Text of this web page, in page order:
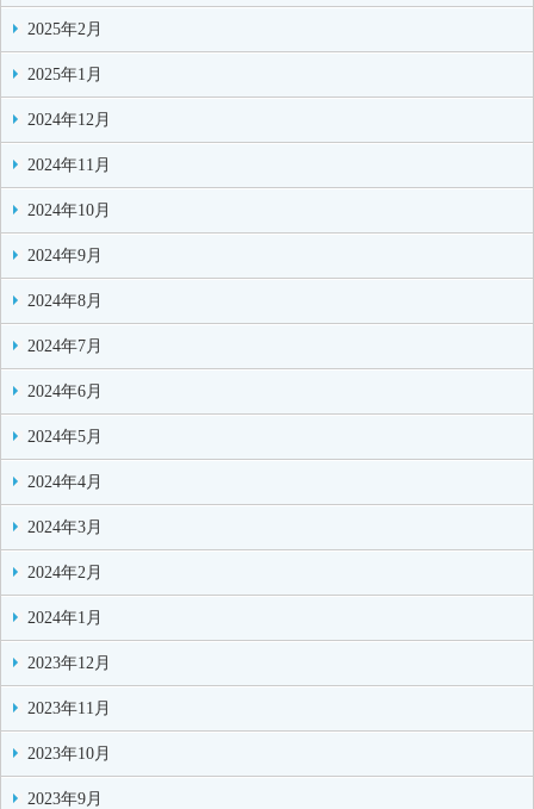
2025年2月
2025年1月
2024年12月
2024年11月
2024年10月
2024年9月
2024年8月
2024年7月
2024年6月
2024年5月
2024年4月
2024年3月
2024年2月
2024年1月
2023年12月
2023年11月
2023年10月
2023年9月